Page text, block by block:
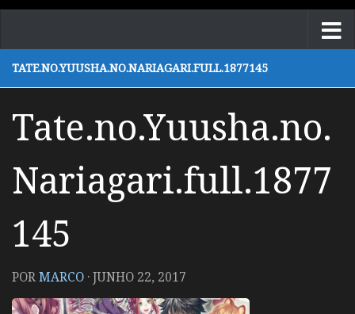
TATE.NO.YUUSHA.NO.NARIAGARI.FULL.1877145
Tate.no.Yuusha.no.
Nariagari.full.1877
145
PORMARCO ·JUNHO 22, 2017